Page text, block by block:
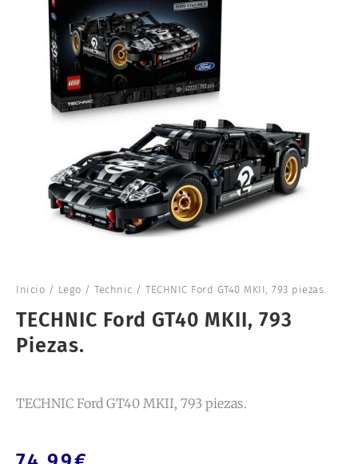
Inicio / Lego / Technic / TECHNIC Ford GT40 MKII, 793 piezas.
TECHNIC Ford GT40 MKII, 793
Piezas.
TECHNIC Ford GT40 MKII, 793 piezas.